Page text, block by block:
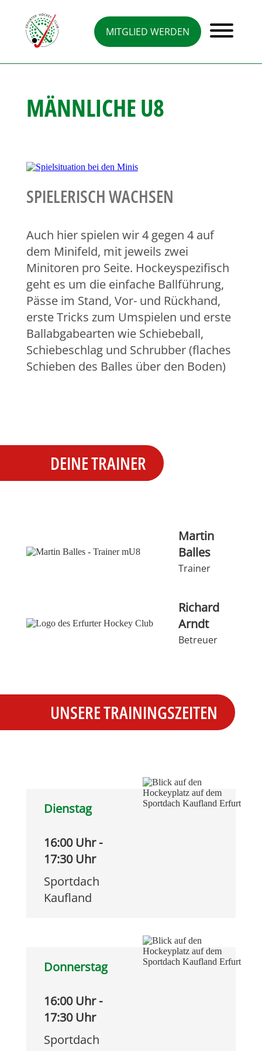
MITGLIED WERDEN
MÄNNLICHE U8
SPIELERISCH WACHSEN
Auch hier spielen wir 4 gegen 4 auf
dem Minifeld, mit jeweils zwei
Minitoren pro Seite. Hockeyspezifisch
geht es um die einfache Ballführung,
Pässe im Stand, Vor- und Rückhand,
erste Tricks zum Umspielen und erste
Ballabgabearten wie Schiebeball,
Schiebeschlag und Schrubber (flaches
Schieben des Balles über den Boden)
DEINE TRAINER
Martin
Balles
Trainer
Richard
Arndt
Betreuer
UNSERE TRAININGSZEITEN
Dienstag
16:00 Uhr -
17:30 Uhr
Sportdach
Kaufland
Donnerstag
16:00 Uhr -
17:30 Uhr
Sportdach